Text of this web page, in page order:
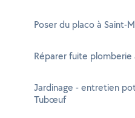
Poser du placo à Saint-
Réparer fuite
Jardinage - entretien
Tubœuf